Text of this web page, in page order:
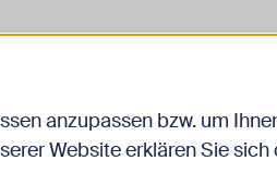
anzupassen bzw. um
Website erklären Sie